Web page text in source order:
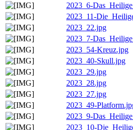
2023_6-
2023_11-
2023_22.jpg
2023_7-
2023_54-Kreuz.jpg
2023_40-Skull.jpg
2023_29.jpg
2023_28.jpg
2023_27.jpg
2023_49-
2023_9-
2023_10-